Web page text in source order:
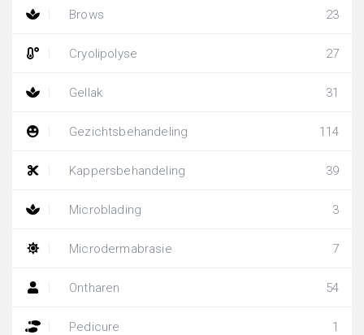
Brows 23
Cryolipolyse 27
Gellak 31
Gezichtsbehandeling 114
Kappersbehandeling 39
Microblading 3
Microdermabrasie 7
Ontharen 54
Pedicure 1